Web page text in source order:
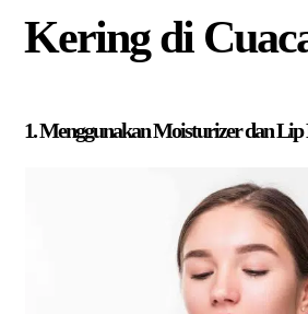
Kering di
1. Menggunakan Moisturizer dan